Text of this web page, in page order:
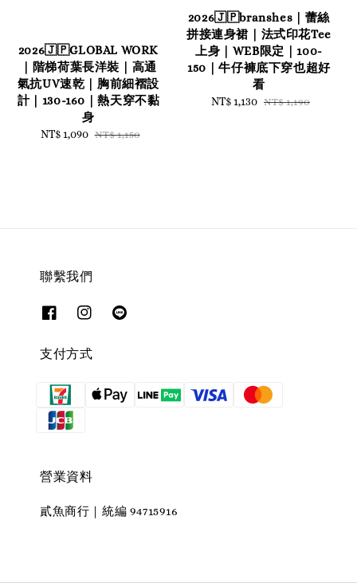
2026🇯🇵GLOBAL WORK
｜階梯荷葉長洋裝｜高通
氣抗UV速乾｜胸前細褶設
計｜130-160｜熱天穿不黏
身
Sale
NT$ 1,090 Regular
NT$ 1,150
2026🇯🇵branshes｜蕾絲
拼接連身裙｜法式印花Tee
上身｜WEB限定｜100-
150｜牛仔褲底下穿也超好
看
Sale
NT$ 1,130 Regular
NT$ 1,190
聯繫我們
支付方式
營業資料
貳魚商行｜統編 94715916